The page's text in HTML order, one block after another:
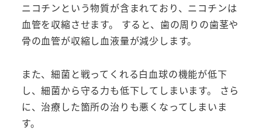
ニコチンという物質が含まれており、ニコチンは
血管を収縮させます。 すると、歯の周りの歯茎や
骨の血管が収縮し血液量が減少します。
また、細菌と戦ってくれる白血球の機能が低下
し、細菌から守る力も低下してしまいます。 さら
に、治療した箇所の治りも悪くなってしまいま
す。